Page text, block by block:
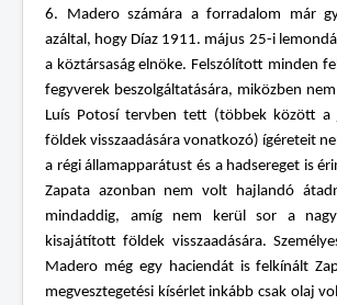
6. Madero számára a forradalom már
azáltal, hogy Díaz 1911. május 25-i
a köztársaság elnöke. Felszólított minden
fegyverek beszolgáltatására, miközben
Luís Potosí tervben tett (többek között a
földek visszaadására vonatkozó) ígéreteit
a régi államapparátust és a hadsereget is
Zapata azonban nem volt hajlandó
mindaddig, amíg nem kerül sor a
kisajátított földek visszaadására.
Madero még egy haciendát is felkínált
megvesztegetési kísérlet inkább csak olaj